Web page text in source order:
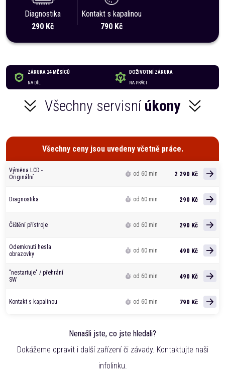
Diagnostika
290 Kč
Kontakt s kapalinou
790 Kč
ZÁRUKA 24 MĚSÍCŮ
NA DÍL
DOŽIVOTNÍ ZÁRUKA
NA PRÁCI
Všechny servisní úkony
Všechny ceny jsou uvedeny včetně práce.
Výměna LCD -
Originální
od 60 min 2 290 Kč
Diagnostika od 60 min 290 Kč
Čištění přístroje od 60 min 290 Kč
Odemknutí hesla
obrazovky
od 60 min 490 Kč
"nestartuje" / přehrání
SW
od 60 min 490 Kč
Kontakt s kapalinou od 60 min 790 Kč
Nenašli jste, co jste hledali?
Dokážeme opravit i další zařízení či závady. Kontaktujte naši
infolinku.